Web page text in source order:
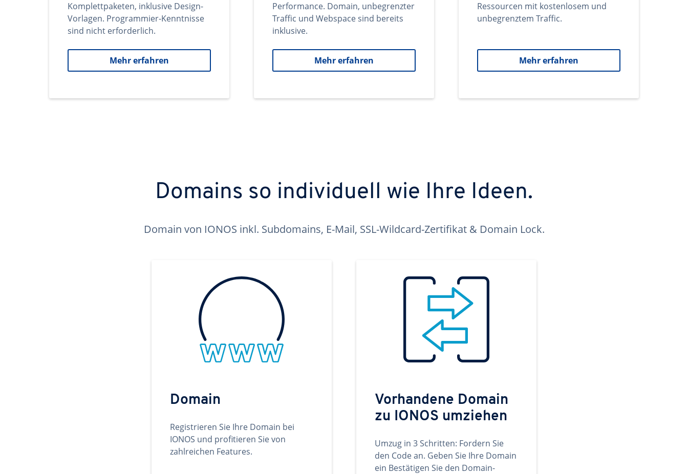
Komplettpaketen, inklusive Design-
Vorlagen. Programmier-Kenntnisse
sind nicht erforderlich.
Mehr erfahren
Performance. Domain, unbegrenzter
Traffic und Webspace sind bereits
inklusive.
Mehr erfahren
Ressourcen mit kostenlosem und
unbegrenztem Traffic.
Mehr erfahren
Domains so individuell wie Ihre Ideen.
Domain von IONOS inkl. Subdomains, E-Mail, SSL-Wildcard-Zertifikat & Domain Lock.
Domain
Registrieren Sie Ihre Domain bei
IONOS und profitieren Sie von
zahlreichen Features.
Vorhandene Domain
zu IONOS umziehen
Umzug in 3 Schritten: Fordern Sie
den Code an. Geben Sie Ihre Domain
ein Bestätigen Sie den Domain-